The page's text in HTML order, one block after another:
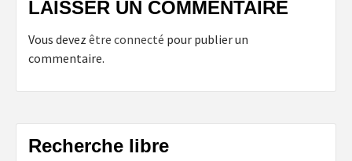
LAISSER UN COMMENTAIRE
Vous devez être connecté pour publier un
commentaire.
Recherche libre